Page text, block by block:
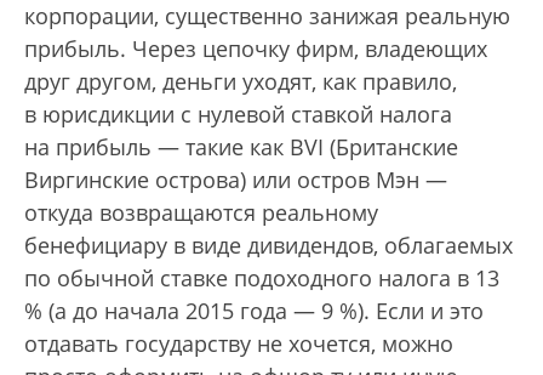
корпорации, существенно занижая реальную
прибыль. Через цепочку фирм, владеющих
друг другом, деньги уходят, как правило,
в юрисдикции с нулевой ставкой налога
на прибыль — такие как BVI (Британские
Виргинские острова) или остров Мэн —
откуда возвращаются реальному
бенефициару в виде дивидендов, облагаемых
по обычной ставке подоходного налога в 13
% (а до начала 2015 года — 9 %). Если и это
отдавать государству не хочется, можно